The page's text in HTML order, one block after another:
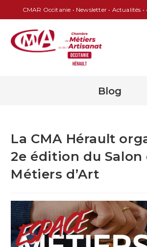
CMAR Occitanie • Newsletter • Actualités • •
Blog
La CMA Hérault
2e édition du Salon
Métiers d’Art